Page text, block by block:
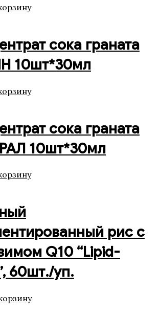
сока граната
10шт*30мл
сока граната
10шт*30мл
рис c
Q10 “Lipid-
60шт./уп.